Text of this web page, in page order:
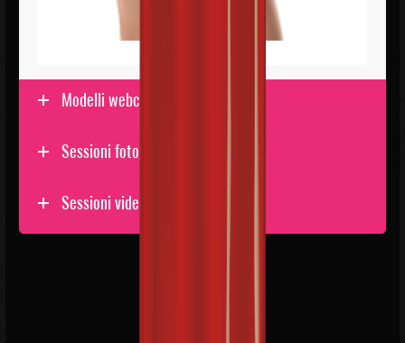
Modelli webcam
Sessioni fotographiche
Sessioni video